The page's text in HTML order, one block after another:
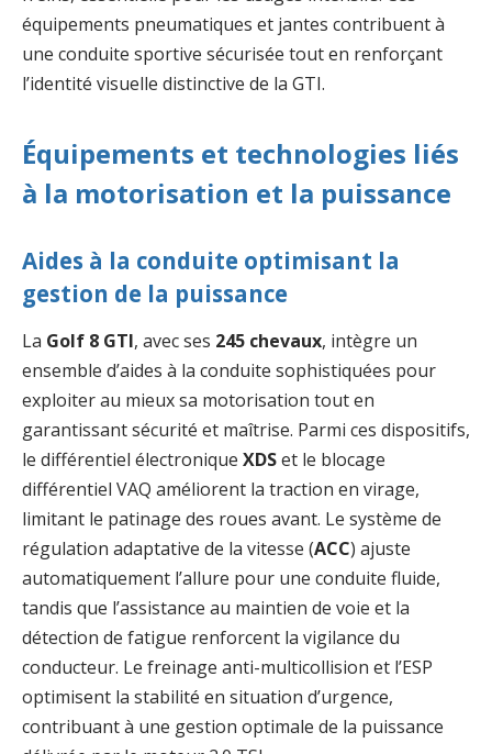
équipements pneumatiques et jantes contribuent à
une conduite sportive sécurisée tout en renforçant
l’identité visuelle distinctive de la GTI.
Équipements et technologies liés
à la motorisation et la puissance
Aides à la conduite optimisant la
gestion de la puissance
La Golf 8 GTI, avec ses 245 chevaux, intègre un
ensemble d’aides à la conduite sophistiquées pour
exploiter au mieux sa motorisation tout en
garantissant sécurité et maîtrise. Parmi ces dispositifs,
le différentiel électronique XDSet le blocage
différentiel VAQ améliorent la traction en virage,
limitant le patinage des roues avant. Le système de
régulation adaptative de la vitesse (ACC) ajuste
automatiquement l’allure pour une conduite fluide,
tandis que l’assistance au maintien de voie et la
détection de fatigue renforcent la vigilance du
conducteur. Le freinage anti-multicollision et l’ESP
optimisent la stabilité en situation d’urgence,
contribuant à une gestion optimale de la puissance